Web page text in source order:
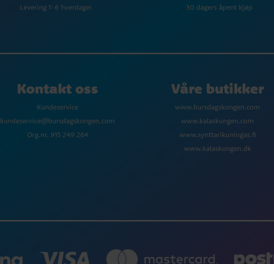
Levering 1-6 hverdager 30 dagers åpent kjøp
Kontakt oss
Kundeservice
kundeservice@bursdagskongen.com
Org.nr. 915 249 264
Våre butikker
www.bursdagskongen.com
www.kalaskungen.com
www.synttarikuningas.fi
www.kalaskongen.dk